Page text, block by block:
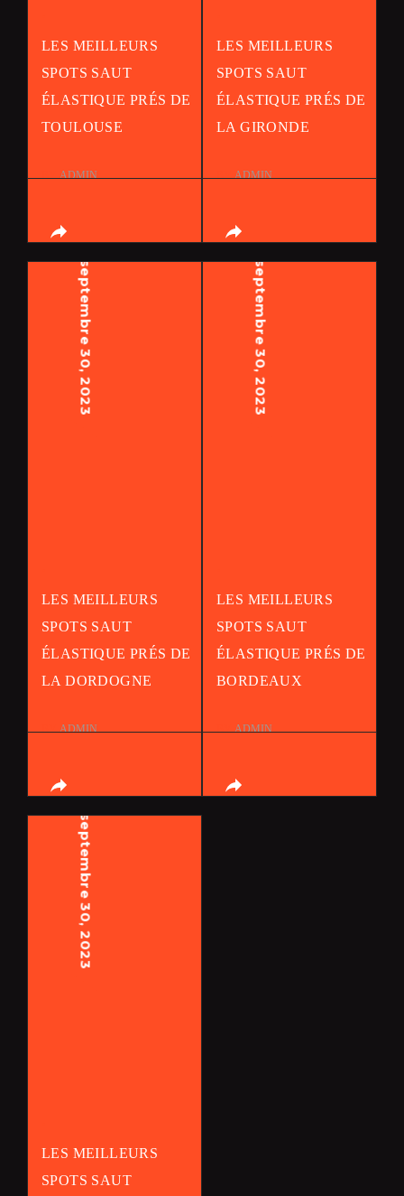
LES MEILLEURS
SPOTS SAUT
ÉLASTIQUE PRÉS DE
TOULOUSE
BYADMIN
LES MEILLEURS
SPOTS SAUT
ÉLASTIQUE PRÉS DE
LA GIRONDE
BYADMIN
septembre 30, 2023
LES MEILLEURS
SPOTS SAUT
ÉLASTIQUE PRÉS DE
LA DORDOGNE
BYADMIN
septembre 30, 2023
LES MEILLEURS
SPOTS SAUT
ÉLASTIQUE PRÉS DE
BORDEAUX
BYADMIN
septembre 30, 2023
LES MEILLEURS
SPOTS SAUT